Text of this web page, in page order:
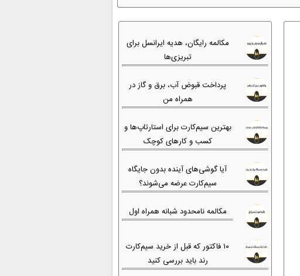
مکالمه رایگان، هدیه ایرانسل برای
تبریزی‌ها
پرداخت قبوض آب، برق و گاز در
همراه من
بهترین سیم‌کارت برای استارتاپ‌ها و
کسب و کارهای کوچک
آیا گوشی‌های آینده بدون جایگاه
سیم‌کارت عرضه می‌شوند؟
مکالمه نامحدود شبانه همراه اول
۱۰ فاکتور که قبل از خرید سیم‌کارت
رند باید بررسی کنید